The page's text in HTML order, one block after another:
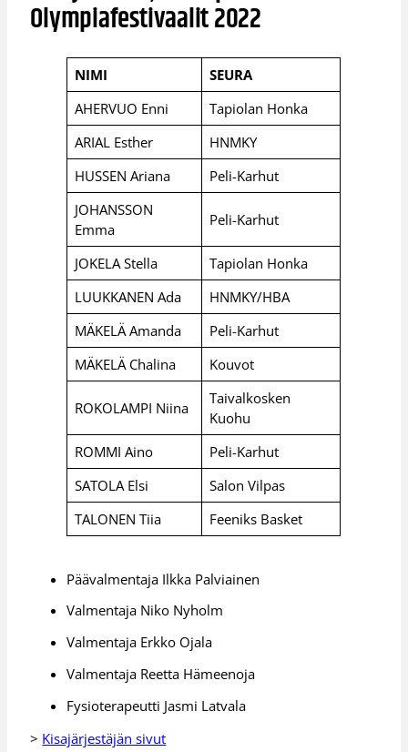
Olympiafestivaalit 2022
NIMI
SEURA
AHERVUO Enni
Tapiolan Honka
ARIAL Esther
HNMKY
HUSSEN Ariana
Peli-Karhut
JOHANSSON
Emma
Peli-Karhut
JOKELA Stella
Tapiolan Honka
LUUKKANEN Ada
HNMKY/HBA
MÄKELÄ Amanda
Peli-Karhut
MÄKELÄ Chalina
Kouvot
ROKOLAMPI Niina
Taivalkosken
Kuohu
ROMMI Aino
Peli-Karhut
SATOLA Elsi
Salon Vilpas
TALONEN Tiia
Feeniks Basket
Päävalmentaja Ilkka Palviainen
Valmentaja Niko Nyholm
Valmentaja Erkko Ojala
Valmentaja Reetta Hämeenoja
Fysioterapeutti Jasmi Latvala
> Kisajärjestäjän sivut